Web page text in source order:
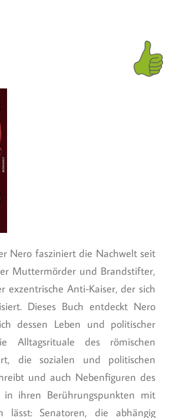
Nero fasziniert die Nachwelt seit
Muttermörder und Brandstifter,
exzentrische Anti-Kaiser, der sich
Dieses Buch entdeckt Nero
dessen Leben und politischer
Alltagsrituale des römischen
die sozialen und politischen
und auch Nebenfiguren des
in ihren Berührungspunkten mit
lässt: Senatoren, die abhängig